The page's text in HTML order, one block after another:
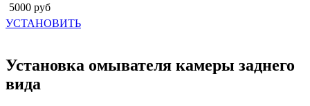
5000 руб
УСТАНОВИТЬ
Установка омывателя камеры заднего
вида